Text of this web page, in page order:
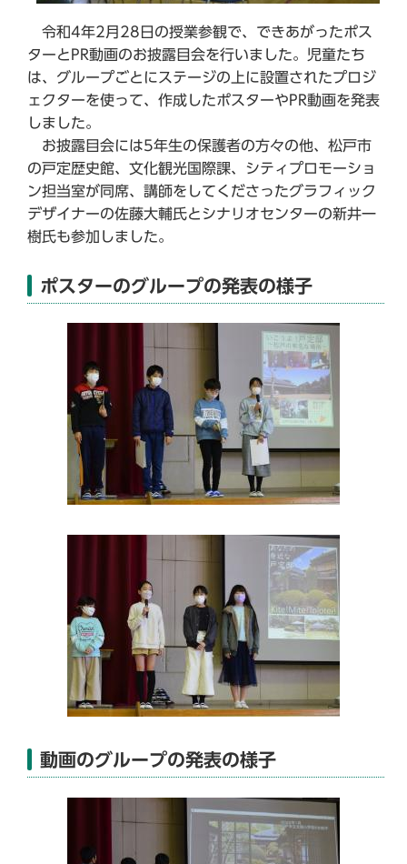
令和4年2月28日の授業参観で、できあがったポス
ターとPR動画のお披露目会を行いました。児童たち
は、グループごとにステージの上に設置されたプロジ
ェクターを使って、作成したポスターやPR動画を発表
しました。
お披露目会には5年生の保護者の方々の他、松戸市
の戸定歴史館、文化観光国際課、シティプロモーショ
ン担当室が同席、講師をしてくださったグラフィック
デザイナーの佐藤大輔氏とシナリオセンターの新井一
樹氏も参加しました。
ポスターのグループの発表の様子
動画のグループの発表の様子